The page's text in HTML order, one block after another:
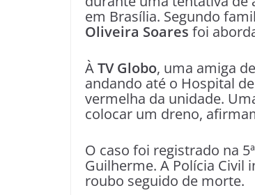
em Brasília. Segundo
Oliveira Soares foi
ÀTV Globo, uma amiga
andando até o Hospital
vermelha da unidade.
colocar um dreno,
O caso foi registrado na
Guilherme. A Polícia Civil
roubo seguido de morte.